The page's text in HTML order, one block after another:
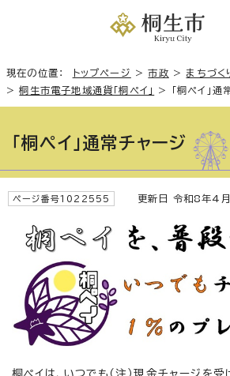
現在の位置： トップページ >市政 > まちづく
>桐生市電子地域通貨「桐ペイ」 > 「桐ペイ」通
「桐ペイ」通常チャージ
ページ番号1022555 更新日 令和8年4